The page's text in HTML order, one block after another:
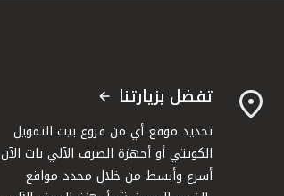
تفضل بزيارتنا
تحديد موقع أي من فروع بيت التمويل
الكويتي أو أجهزة الصرف الآلي بات الآن
أسرع وأبسط من خلال محدد مواقع